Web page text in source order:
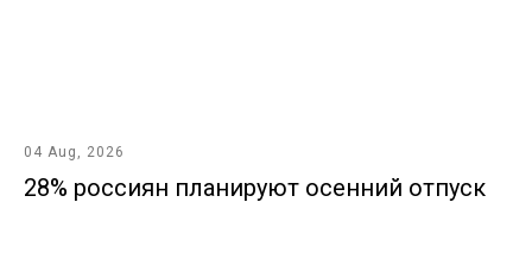
04 Aug, 2026
28% россиян планируют осенний отпуск